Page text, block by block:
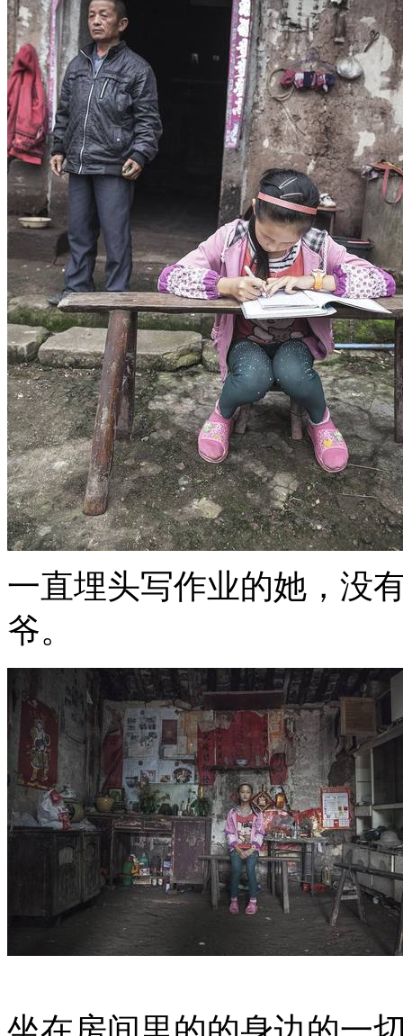
一直埋头写作业的她，没
爷。